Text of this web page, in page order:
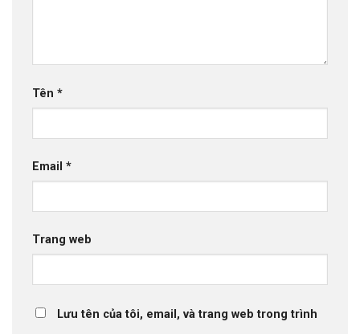
Tên *
Email *
Trang web
Lưu tên của tôi, email, và trang web trong trình